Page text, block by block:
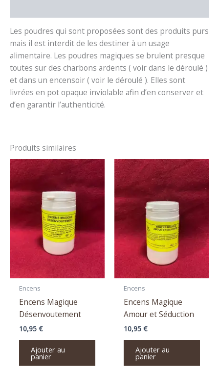
Les poudres qui sont proposées sont des produits purs
mais il est interdit de les destiner à un usage
alimentaire. Les poudres magiques se brulent presque
toutes sur des charbons ardents ( voir dans le déroulé )
et dans un encensoir ( voir le déroulé ). Elles sont
livrées en pot opaque inviolable afin d’en conserver et
d’en garantir l’authenticité.
Produits similaires
Encens
Encens Magique
Désenvoutement
10,95 €
Ajouter au
panier
Encens
Encens Magique
Amour et Séduction
10,95 €
Ajouter au
panier